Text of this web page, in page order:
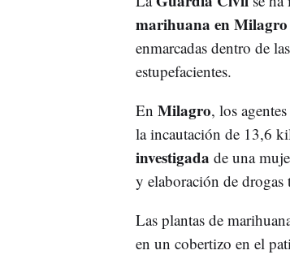
marihuana en Milagro
enmarcadas dentro de
estupefacientes.
En Milagro, los
la incautación de 13,6
investigada de una
y elaboración de
Las plantas de
en un cobertizo en el